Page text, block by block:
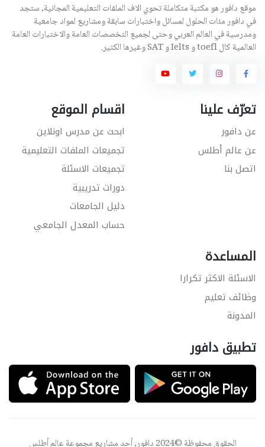
موقع دافور هو مكتبة متكاملة تحوي الاف الملفات التعليمية المجانية, ستجد
في دافور مئات الحلول لمسائل واختبارات سابقة ومشاريع لمواد جامعية
ومدرسية في العالم العربي وحتى لجميع التخصصات العامة والاختبارات العامة
العالمية كال toefl و Ielts و SAT وغيرها الكثير.
تعرّف علينا
عن دافور
عن عالم أطلس
اتصل بنا
اقسام الموقع
ابحث عن مدرس اونلاين
تجميعات الملفات التعليمية
تجميعات الاسئلة
دورات تدريبية
دليل الجامعات
حساب المعدل الجامعي
المساعدة
الاسئلة الاكثر تكرارا
وظائف تعليم
المدونة
تطبيق دافور
الحقوق محفوظة ©2024 دافور, أحد مشاريع مجموعة عالم أطلس